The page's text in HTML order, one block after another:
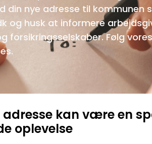
din nye adresse til kommunen
og husk at informere
forsikringsselskaber. Følg
kan være en
oplevelse